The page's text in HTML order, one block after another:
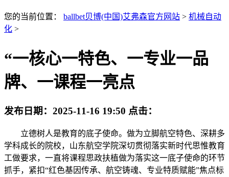
您的当前位置： ballbet贝博(中国)艾弗森官方网站 > 机械自动
化 >
“一核心一特色、一专业一品
牌、一课程一亮点
发布日期： 2025-11-16 19:50 点击：
立德树人是教育的底子使命。做为立脚航空特色、深耕多
学科成长的院校，山东航空学院深切贯彻落实新时代思惟教育
工做要求，一直将课程思政扶植做为落实这一底子使命的环节
抓手，紧扣“红色基因传承、航空铸魂、专业特质赋能”焦点标